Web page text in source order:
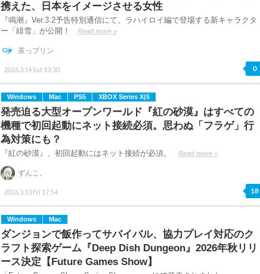
携えた、日本をイメージさせる女性
『鳴潮』Ver.3.2予告特別通信にて、ラハイロイ編で登場する新キャラクタ
ー「緋雪」が公開！
Read more »
2026.3.14 Sat 13:30
茶っプリン
0
Windows Mac PS5 XBOX Series X|S
発売迫る大型オープンワールド『紅の砂漠』はすべての
機種で初回起動にネット接続必須。思わぬ「フラゲ」行
為対策にも？
『紅の砂漠』、初回起動にはネット接続が必須。 Read more »
2026.3.13 Fri 17:54
ずんこ。
18
Windows Mac
ダンジョンで飯作ってサバイバル、協力プレイ対応のク
ラフト探索ゲーム『Deep Dish Dungeon』2026年秋リリ
ース決定【Future Games Show】